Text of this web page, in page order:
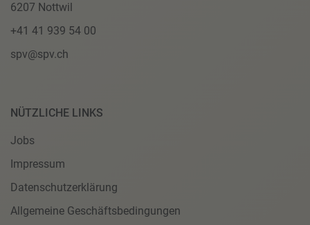
6207 Nottwil
+41 41 939 54 00
spv@spv.ch
NÜTZLICHE LINKS
Jobs
Impressum
Datenschutzerklärung
Allgemeine Geschäftsbedingungen